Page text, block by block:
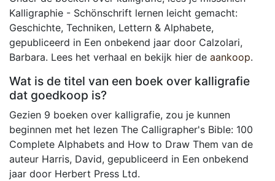
Kalligraphie - Schönschrift lernen leicht gemacht:
Geschichte, Techniken, Lettern & Alphabete,
gepubliceerd in Een onbekend jaar door Calzolari,
Barbara. Lees het verhaal en bekijk hier de aankoop.
Wat is de titel van een boek over kalligrafie
dat goedkoop is?
Gezien 9 boeken over kalligrafie, zou je kunnen
beginnen met het lezen The Calligrapher's Bible: 100
Complete Alphabets and How to Draw Them van de
auteur Harris, David, gepubliceerd in Een onbekend
jaar door Herbert Press Ltd.